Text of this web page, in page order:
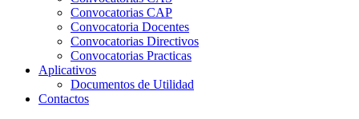
Convocatorias CAP
Convocatoria Docentes
Convocatorias Directivos
Convocatorias Practicas
Aplicativos
Documentos de Utilidad
Contactos